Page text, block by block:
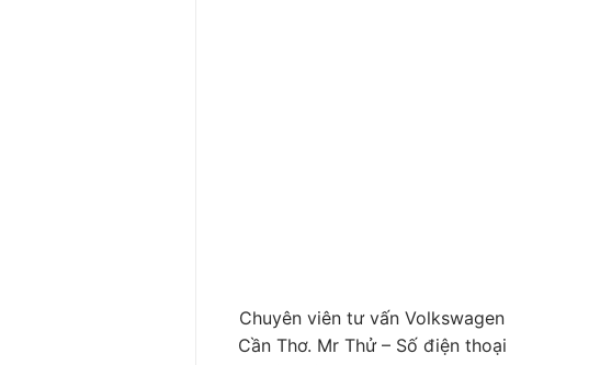
Chuyên viên tư vấn Volkswagen
Cần Thơ. Mr Thử – Số điện thoại